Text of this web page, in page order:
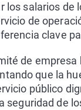
los salarios de
de
clave
de empresa
que la
público
seguridad de